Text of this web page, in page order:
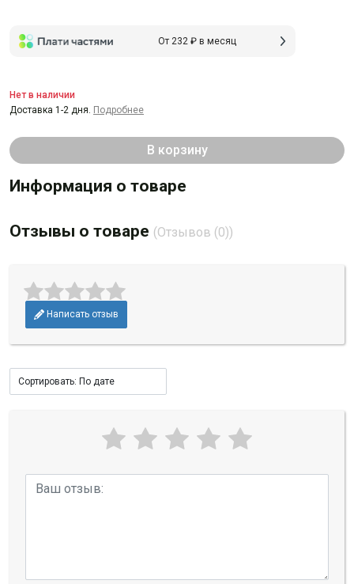
От 232 ₽ в месяц
В корзину
Нет в наличии
Доставка 1-2 дня. Подробнее
Информация о товаре
Отзывы о товаре (Отзывов (0))
Написать отзыв